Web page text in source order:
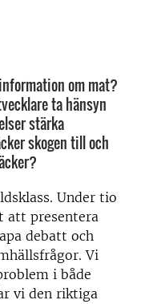
om mat?
ta hänsyn
stärka
skogen till och
Under tio
att presentera
debatt och
Vi
i både
vi den riktiga